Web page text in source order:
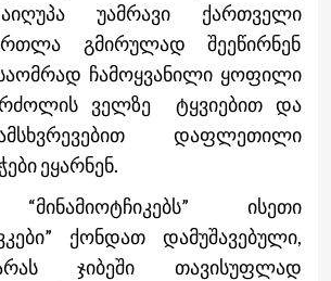
უამრავი ქართველი
გმირულად შეეწირნენ
ჩამოყვანილი ყოფილი
ველზე ტყვიებით და
დაფლეთილი
ეყარნენ.
ისეთი
ქონდათ დამუშავებული,
ჯიბეში თავისუფლად